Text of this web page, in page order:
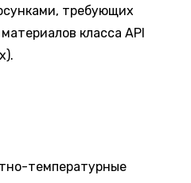
требующих
класса API
температурные